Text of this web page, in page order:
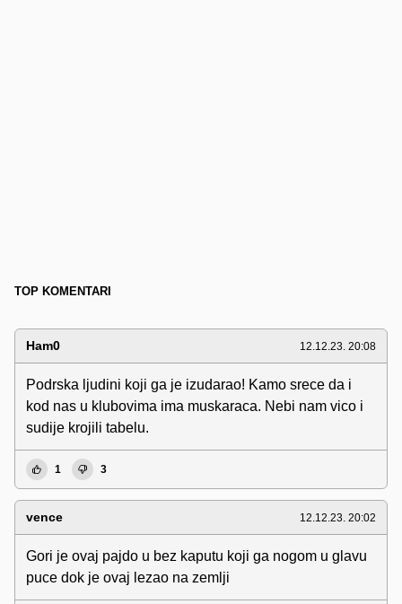
TOP KOMENTARI
Ham0 12.12.23. 20:08
Podrska ljudini koji ga je izudarao! Kamo srece da i
kod nas u klubovima ima muskaraca. Nebi nam vico i
sudije krojili tabelu.
1 3
vence 12.12.23. 20:02
Gori je ovaj pajdo u bez kaputu koji ga nogom u glavu
puce dok je ovaj lezao na zemlji